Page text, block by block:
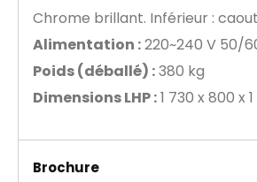
Chrome brillant. Inférieur :
Alimentation :220~240 V 50/
Poids (déballé) :380 kg
Dimensions LHP :1 730 x 800 x
Brochure